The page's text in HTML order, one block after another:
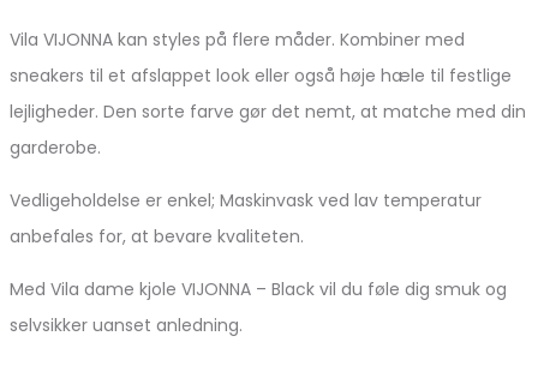
Vila VIJONNA kan styles på flere måder. Kombiner med
sneakers til et afslappet look eller også høje hæle til festlige
lejligheder. Den sorte farve gør det nemt, at matche med din
garderobe.
Vedligeholdelse er enkel; Maskinvask ved lav temperatur
anbefales for, at bevare kvaliteten.
Med Vila dame kjole VIJONNA – Black vil du føle dig smuk og
selvsikker uanset anledning.